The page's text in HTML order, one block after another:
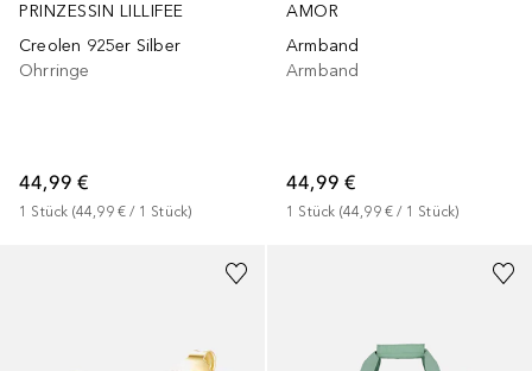
PRINZESSIN LILLIFEE
Creolen 925er Silber
Ohrringe
44,99 €
1 Stück (44,99 € / 1 Stück)
AMOR
Armband
Armband
44,99 €
1 Stück (44,99 € / 1 Stück)
+1